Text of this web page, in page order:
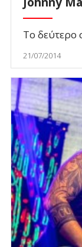
Το δεύτερο
21/07/2014